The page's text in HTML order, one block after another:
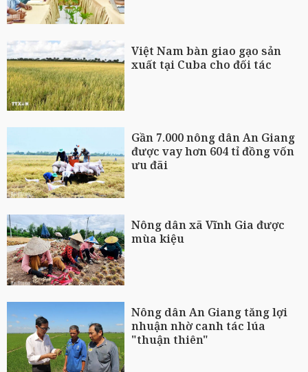
Việt Nam bàn giao gạo sản
xuất tại Cuba cho đối tác
Gần 7.000 nông dân An Giang
được vay hơn 604 tỉ đồng vốn
ưu đãi
Nông dân xã Vĩnh Gia được
mùa kiệu
Nông dân An Giang tăng lợi
nhuận nhờ canh tác lúa
"thuận thiên"